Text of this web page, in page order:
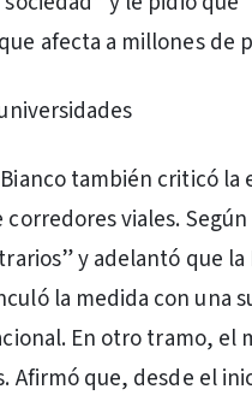
afecta a millones de
también criticó la
corredores viales.
y adelantó que
la medida con una
En otro tramo, el
Afirmó que, desde el